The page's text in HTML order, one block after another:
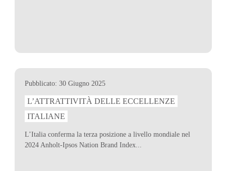
Pubblicato: 30 Giugno 2025
L’ATTRATTIVITÀ DELLE ECCELLENZE
ITALIANE
L’Italia conferma la terza posizione a livello mondiale nel
2024 Anholt-Ipsos Nation Brand Index...